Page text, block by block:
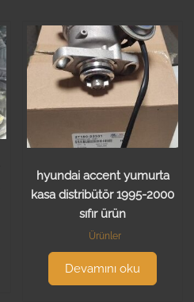
hyundai accent yumurta
kasa distribütör 1995-2000
sıfır ürün
Ürünler
Devamını oku